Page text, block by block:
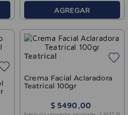
AGREGAR
Teatrical
Crema Facial Aclaradora
Teatrical 100gr
$ 5490 00